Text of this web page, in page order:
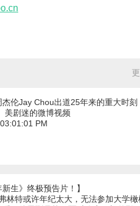
杰伦Jay Chou出道25年来的重大时
美剧迷的微博视频
PM
新生》终极预告片！】
林特或许年纪太大，无法参加大学